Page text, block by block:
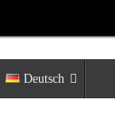
Deutsch